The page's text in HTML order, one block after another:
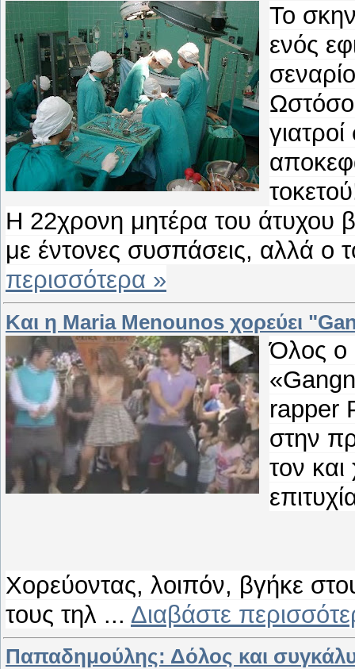
Το
ενός
Ωστόσο
Η 22χρονη μητέρα του άτυχου
με έντονες συσπάσεις, αλλά ο
περισσότερα »
Kαι η Maria Menounos χορεύει
Όλος ο
rapper
στην
τον
Χορεύοντας, λοιπόν, βγήκε
τους τηλ ... Διαβάστε
Παπαδημούλης: Δόλος και